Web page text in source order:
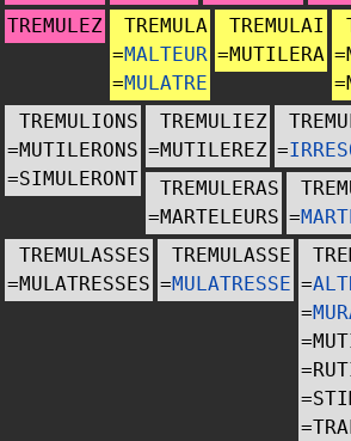
TREMULEZ
TREMULA
=MALTEUR
=MULATRE
TREMULAI
=MUTILERA =
=
TREMULIONS
=MUTILERONS
=SIMULERONT
TREMULIEZ
=MUTILEREZ =
TREMULERAS
=MARTELEURS =
TREMULASSES
=MULATRESSES
TREMULASSE
=MULATRESSE =
=
=
=
=
=